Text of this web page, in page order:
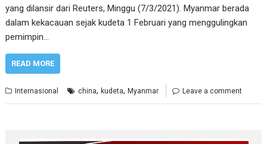
yang dilansir dari Reuters, Minggu (7/3/2021). Myanmar berada
dalam kekacauan sejak kudeta 1 Februari yang menggulingkan
pemimpin…
READ MORE
Internasional china,kudeta,Myanmar Leave a comment